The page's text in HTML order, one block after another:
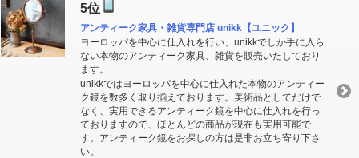
5位
アンティーク家具・雑貨専門店 unikk【ユニック】
ヨーロッパを中心に仕入れを行い、unikkでしか手に入ら
ない本物のアンティーク家具、雑貨を販売いたしており
ます。
unikkではヨーロッパを中心に仕入れた本物のアンティー
ク鏡を数多く取り揃えております。美術品としてだけで
なく、実用できるアンティーク鏡を中心に仕入れを行っ
ておりますので、ほとんどの商品が現在も実用可能で
す。アンティーク鏡をお探しの方は是非お立ち寄り下さ
い。